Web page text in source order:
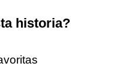
historia?